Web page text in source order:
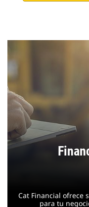
Cat Financial ofrece
para tu